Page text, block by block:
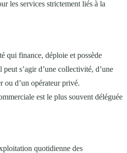
les services strictement liés à la
qui finance, déploie et possède
s’agir d’une collectivité, d’une
ou d’un opérateur privé.
est le plus souvent déléguée
quotidienne des